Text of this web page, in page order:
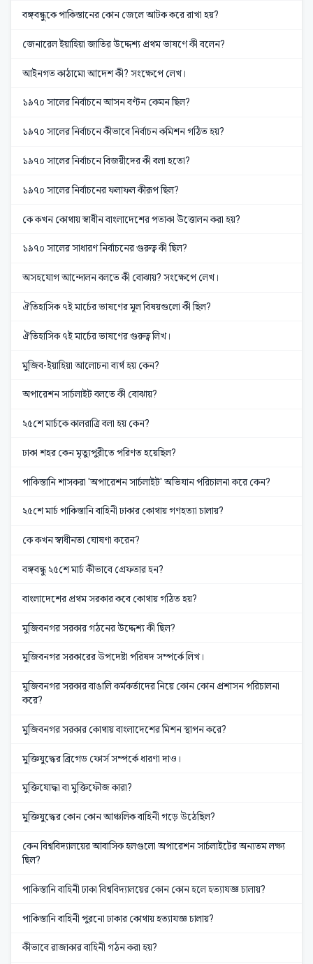
বঙ্গবন্ধুকে পাকিস্তানের কোন জেলে আটক করে রাখা হয়?
জেনারেল ইয়াহিয়া জাতির উদ্দেশ্য প্রথম ভাষণে কী বলেন?
আইনগত কাঠামো আদেশ কী? সংক্ষেপে লেখ।
১৯৭০ সালের নির্বাচনে আসন বণ্টন কেমন ছিল?
১৯৭০ সালের নির্বাচনে কীভাবে নির্বাচন কমিশন গঠিত হয়?
১৯৭০ সালের নির্বাচনে বিজয়ীদের কী বলা হতো?
১৯৭০ সালের নির্বাচনের ফলাফল কীরূপ ছিল?
কে কখন কোথায় স্বাধীন বাংলাদেশের পতাকা উত্তোলন করা হয়?
১৯৭০ সালের সাধারণ নির্বাচনের গুরুত্ব কী ছিল?
অসহযোগ আন্দোলন বলতে কী বোঝায়? সংক্ষেপে লেখ।
ঐতিহাসিক ৭ই মার্চের ভাষণের মূল বিষয়গুলো কী ছিল?
ঐতিহাসিক ৭ই মার্চের ভাষণের গুরুত্ব লিখ।
মুজিব-ইয়াহিয়া আলোচনা ব্যর্থ হয় কেন?
অপারেশন সার্চলাইট বলতে কী বোঝায়?
২৫শে মার্চকে কালরাত্রি বলা হয় কেন?
ঢাকা শহর কেন মৃত্যুপুরীতে পরিণত হয়েছিল?
পাকিস্তানি শাসকরা 'অপারেশন সার্চলাইট' অভিযান পরিচালনা করে কেন?
২৫শে মার্চ পাকিস্তানি বাহিনী ঢাকার কোথায় গণহত্যা চালায়?
কে কখন স্বাধীনতা ঘোষণা করেন?
বঙ্গবন্ধু ২৫শে মার্চ কীভাবে গ্রেফতার হন?
বাংলাদেশের প্রথম সরকার কবে কোথায় গঠিত হয়?
মুজিবনগর সরকার গঠনের উদ্দেশ্য কী ছিল?
মুজিবনগর সরকারের উপদেষ্টা পরিষদ সম্পর্কে লিখ।
মুজিবনগর সরকার বাঙালি কর্মকর্তাদের নিয়ে কোন কোন প্রশাসন পরিচালনা
করে?
মুজিবনগর সরকার কোথায় বাংলাদেশের মিশন স্থাপন করে?
মুক্তিযুদ্ধের ব্রিগেড ফোর্স সম্পর্কে ধারণা দাও।
মুক্তিযোদ্ধা বা মুক্তিফৌজ কারা?
মুক্তিযুদ্ধের কোন কোন আঞ্চলিক বাহিনী গড়ে উঠেছিল?
কেন বিশ্ববিদ্যালয়ের আবাসিক হলগুলো অপারেশন সার্চলাইটের অন্যতম লক্ষ্য
ছিল?
পাকিস্তানি বাহিনী ঢাকা বিশ্ববিদ্যালয়ের কোন কোন হলে হত্যাযজ্ঞ চালায়?
পাকিস্তানি বাহিনী পুরনো ঢাকার কোথায় হত্যাযজ্ঞ চালায়?
কীভাবে রাজাকার বাহিনী গঠন করা হয়?